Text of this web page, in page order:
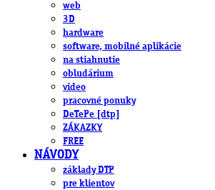
web
3D
hardware
software, mobilné aplikácie
na stiahnutie
obludárium
video
pracovné ponuky
DeTePe [dtp]
ZÁKAZKY
FREE
NÁVODY
základy DTP
pre klientov